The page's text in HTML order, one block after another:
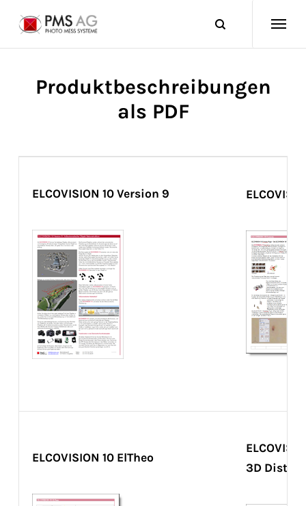
Produktbeschreibungen
als PDF
ELCOVISION 10 Version 9
ELCOVISION 10 ElTheo
3D Disto